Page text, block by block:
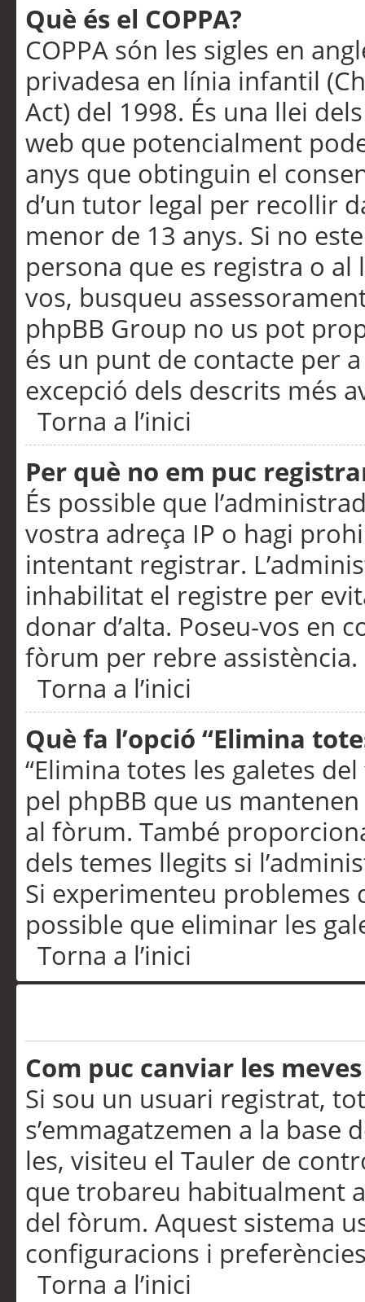
Què és el COPPA?
COPPA són les sigles en
privadesa en línia infantil
Act) del 1998. És una llei
web que potencialment
anys que obtinguin el
d’un tutor legal per recollir
menor de 13 anys. Si no
persona que es registra o
vos, busqueu
phpBB Group no us pot
és un punt de contacte per
excepció dels descrits més
Torna a l’inici
Per què no em puc
És possible que
vostra adreça IP o hagi
intentant registrar.
inhabilitat el registre per
donar d’alta. Poseu-vos en
fòrum per rebre assistència.
Torna a l’inici
Què fa l’opció “Elimina
“Elimina totes les galetes
pel phpBB que us
al fòrum. També
dels temes llegits si
Si experimenteu problemes
possible que eliminar les
Torna a l’inici
Com puc canviar les
Si sou un usuari registrat,
s’emmagatzemen a la
les, visiteu el Tauler de
que trobareu habitualment
del fòrum. Aquest sistema
configuracions i
Torna a l’inici